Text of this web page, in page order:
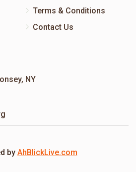
Terms & Conditions
Contact Us
NY
by AhBlickLive.com